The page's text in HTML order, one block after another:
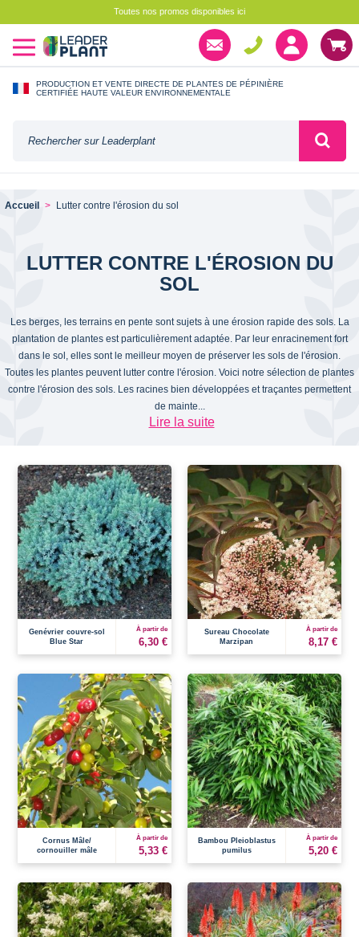
Toutes nos promos disponibles ici
PRODUCTION ET VENTE DIRECTE DE PLANTES DE PÉPINIÈRE
CERTIFIÉE HAUTE VALEUR ENVIRONNEMENTALE
Accueil Lutter contre l'érosion du sol
LUTTER CONTRE L'ÉROSION DU
SOL
Les berges, les terrains en pente sont sujets à une érosion rapide des sols. La
plantation de plantes est particulièrement adaptée. Par leur enracinement fort
dans le sol, elles sont le meilleur moyen de préserver les sols de l'érosion.
Toutes les plantes peuvent lutter contre l'érosion. Voici notre sélection de plantes
contre l'érosion des sols. Les racines bien développées et traçantes permettent
de mainte...
Lire la suite
Genévrier couvre-sol
Blue Star
À partir de
6,30 €
Sureau Chocolate
Marzipan
À partir de
8,17 €
Cornus Mâle/
cornouiller mâle
À partir de
5,33 €
Bambou Pleioblastus
pumilus
À partir de
5,20 €